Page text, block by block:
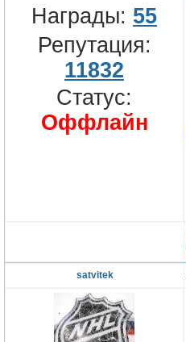
Награды: 55
Репутация:
11832
Статус:
Оффлайн
satvitek